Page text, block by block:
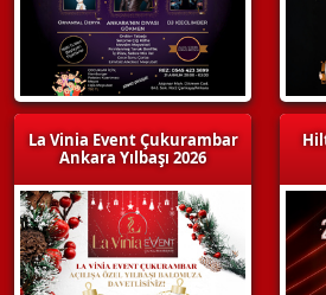
La Vinia Event Çukurambar
Ankara Yılbaşı 2026